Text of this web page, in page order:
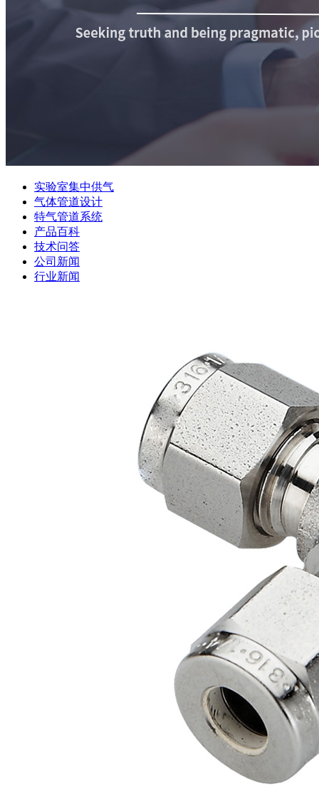
实验室集中供气
气体管道设计
特气管道系统
产品百科
技术问答
公司新闻
行业新闻